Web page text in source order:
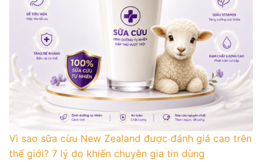
Vì sao sữa cừu New Zealand được đánh giá cao trên
thế giới? 7 lý do khiến chuyên gia tin dùng